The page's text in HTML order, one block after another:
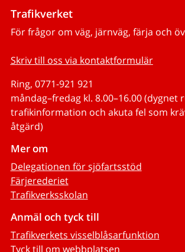
Trafikverket
För frågor om väg, järnväg, färja och
Skriv till oss via kontaktformulär
Ring, 0771-921 921
måndag–fredag kl. 8.00–16.00 (dygnet
trafikinformation och akuta fel som
åtgärd)
Mer om
Delegationen för sjöfartsstöd
Färjerederiet
Trafikverksskolan
Anmäl och tyck till
Trafikverkets visselblåsarfunktion
Tyck till om webbplatsen